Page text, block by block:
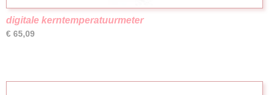
digitale kerntemperatuurmeter
€ 65,09